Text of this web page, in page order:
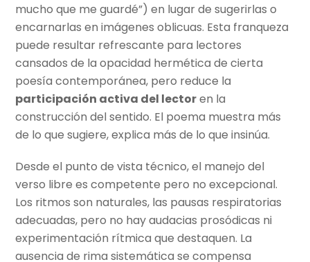
mucho que me guardé”) en lugar de sugerirlas o
encarnarlas en imágenes oblicuas. Esta franqueza
puede resultar refrescante para lectores
cansados de la opacidad hermética de cierta
poesía contemporánea, pero reduce la
participación activa del lectoren la
construcción del sentido. El poema muestra más
de lo que sugiere, explica más de lo que insinúa.
Desde el punto de vista técnico, el manejo del
verso libre es competente pero no excepcional.
Los ritmos son naturales, las pausas respiratorias
adecuadas, pero no hay audacias prosódicas ni
experimentación rítmica que destaquen. La
ausencia de rima sistemática se compensa